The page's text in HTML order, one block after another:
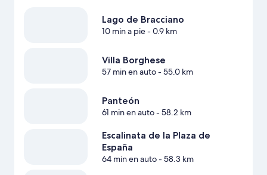
Lago de Bracciano
10 min a pie- 0.9 km
Villa Borghese
57 min en auto- 55.0 km
Panteón
61 min en auto- 58.2 km
Escalinata de la Plaza de
España
64 min en auto- 58.3 km